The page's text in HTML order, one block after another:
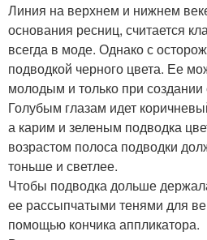
Линия на верхнем и нижнем
основания ресниц, считается
всегда в моде. Однако с
подводкой черного цвета. Ее
молодым и только при
Голубым глазам идет
а карим и зеленым подводка
возрастом полоса подводки
тоньше и светлее.
Чтобы подводка дольше
ее рассыпчатыми тенями для
помощью кончика аппликатора.